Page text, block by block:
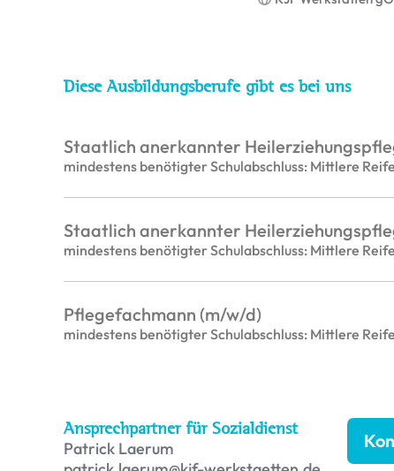
Diese Ausbildungsberufe gibt es bei uns
Staatlich anerkannter
mindestens benötigter Schulabschluss: Mittlere Reife
Staatlich anerkannter
mindestens benötigter Schulabschluss: Mittlere Reife
Pflegefachmann (m/w/d)
mindestens benötigter Schulabschluss: Mittlere Reife
Ansprechpartner für Sozialdienst
Patrick Laerum